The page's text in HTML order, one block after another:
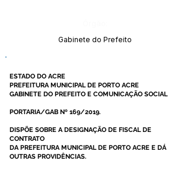
Gabinete do Prefeito
ESTADO DO ACRE
PREFEITURA MUNICIPAL DE PORTO ACRE
GABINETE DO PREFEITO E COMUNICAÇÃO SOCIAL
PORTARIA/GAB Nº 169/2019.
DISPÕE SOBRE A DESIGNAÇÃO DE FISCAL DE
CONTRATO
DA PREFEITURA MUNICIPAL DE PORTO ACRE E DÁ
OUTRAS PROVIDÊNCIAS.